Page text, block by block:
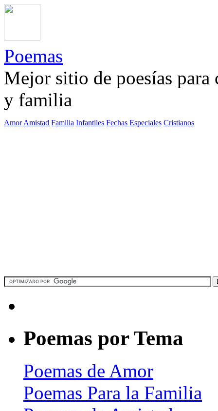
Poemas
Mejor sitio de poesías
y familia
Amor Amistad Familia Infantiles Fechas Especiales Cristianos
Poemas por Tema
Poemas de Amor
Poemas Para la Familia